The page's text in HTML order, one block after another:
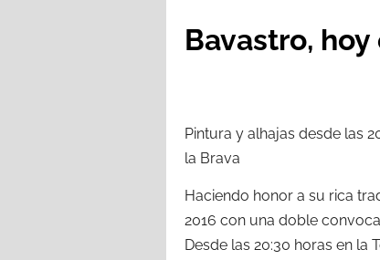
Bavastro,
Pintura y alhajas desde las
la Brava
Haciendo honor a su rica
2016 con una doble
Desde las 20:30 horas en la